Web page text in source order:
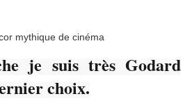
je suis très Godard
choix.